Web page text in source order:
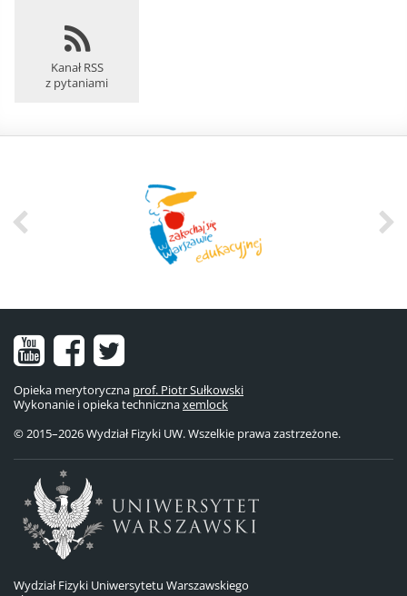
Kanał RSS
z pytaniami
Nasz
kanał
na
YouTube
Nasz
fanpage
na
Facebooku
Nasze
konto
na
Twitterze
Opieka merytoryczna prof. Piotr Sułkowski
Wykonanie i opieka technicznaxemlock
© 2015–2026 Wydział Fizyki UW. Wszelkie prawa zastrzeżone.
Wydział Fizyki Uniwersytetu Warszawskiego